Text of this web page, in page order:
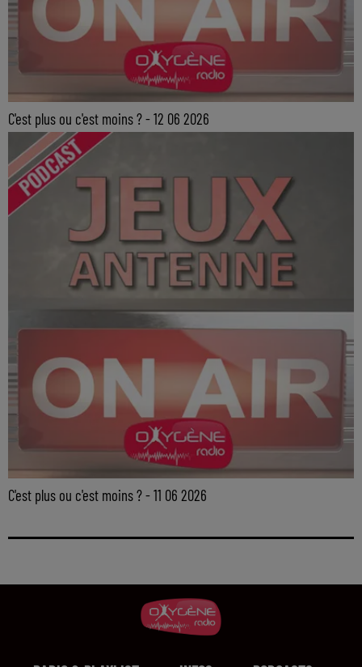
C'est plus ou c'est moins ? - 12 06 2026
C'est plus ou c'est moins ? - 11 06 2026